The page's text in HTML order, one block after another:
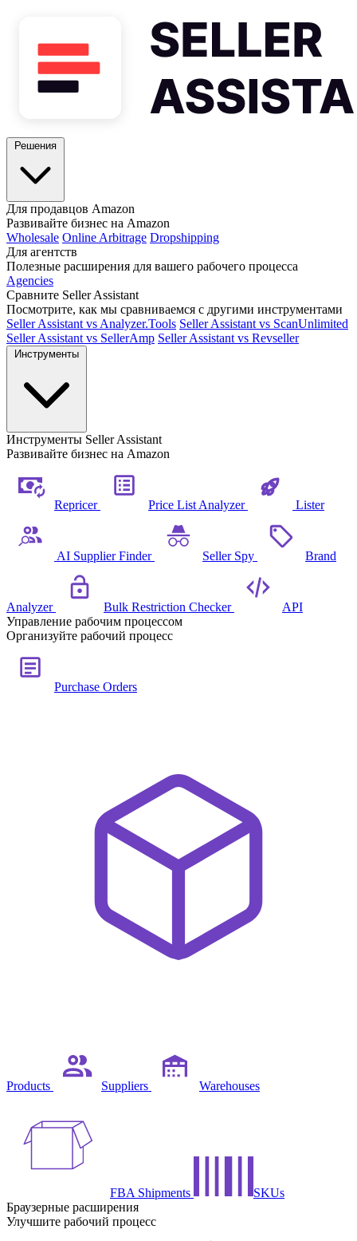
Для продавцов Amazon
Развивайте бизнес на Amazon
Wholesale Online Arbitrage Dropshipping
Для агентств
Полезные расширения для вашего рабочего процесса
Agencies
Сравните Seller Assistant
Посмотрите, как мы сравниваемся с другими инструментами
Seller Assistant vs Analyzer.Tools Seller Assistant vs ScanUnlimited
Seller Assistant vs SellerAmp Seller Assistant vs Revseller
Инструменты Seller Assistant
Развивайте бизнес на Amazon
Repricer Price List Analyzer Lister
AI Supplier Finder Seller Spy Brand
Analyzer Bulk Restriction Checker
API
Управление рабочим процессом
Организуйте рабочий процесс
Purchase Orders
Products Suppliers Warehouses
FBA Shipments
SKUs
Браузерные расширения
Улучшите рабочий процесс